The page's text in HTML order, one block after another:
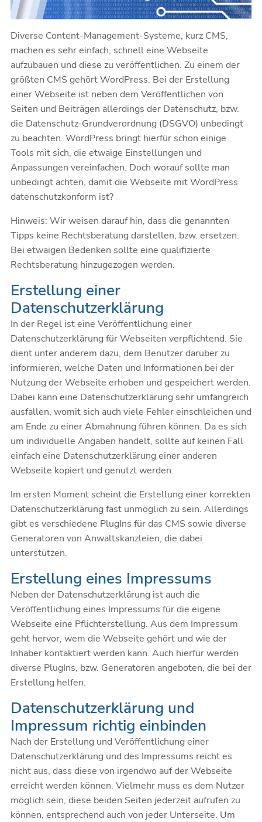
Diverse Content-Management-Systeme, kurz CMS,
machen es sehr einfach, schnell eine Webseite
aufzubauen und diese zu veröffentlichen. Zu einem der
größten CMS gehört WordPress. Bei der Erstellung
einer Webseite ist neben dem Veröffentlichen von
Seiten und Beiträgen allerdings der Datenschutz, bzw.
die Datenschutz-Grundverordnung (DSGVO) unbedingt
zu beachten. WordPress bringt hierfür schon einige
Tools mit sich, die etwaige Einstellungen und
Anpassungen vereinfachen. Doch worauf sollte man
unbedingt achten, damit die Webseite mit WordPress
datenschutzkonform ist?
Hinweis: Wir weisen darauf hin, dass die genannten
Tipps keine Rechtsberatung darstellen, bzw. ersetzen.
Bei etwaigen Bedenken sollte eine qualifizierte
Rechtsberatung hinzugezogen werden.
Erstellung einer
Datenschutzerklärung
In der Regel ist eine Veröffentlichung einer
Datenschutzerklärung für Webseiten verpflichtend. Sie
dient unter anderem dazu, dem Benutzer darüber zu
informieren, welche Daten und Informationen bei der
Nutzung der Webseite erhoben und gespeichert werden.
Dabei kann eine Datenschutzerklärung sehr umfangreich
ausfallen, womit sich auch viele Fehler einschleichen und
am Ende zu einer Abmahnung führen können. Da es sich
um individuelle Angaben handelt, sollte auf keinen Fall
einfach eine Datenschutzerklärung einer anderen
Webseite kopiert und genutzt werden.
Im ersten Moment scheint die Erstellung einer korrekten
Datenschutzerklärung fast unmöglich zu sein. Allerdings
gibt es verschiedene PlugIns für das CMS sowie diverse
Generatoren von Anwaltskanzleien, die dabei
unterstützen.
Erstellung eines Impressums
Neben der Datenschutzerklärung ist auch die
Veröffentlichung eines Impressums für die eigene
Webseite eine Pflichterstellung. Aus dem Impressum
geht hervor, wem die Webseite gehört und wie der
Inhaber kontaktiert werden kann. Auch hierfür werden
diverse PlugIns, bzw. Generatoren angeboten, die bei der
Erstellung helfen.
Datenschutzerklärung und
Impressum richtig einbinden
Nach der Erstellung und Veröffentlichung einer
Datenschutzerklärung und des Impressums reicht es
nicht aus, dass diese von irgendwo auf der Webseite
erreicht werden können. Vielmehr muss es dem Nutzer
möglich sein, diese beiden Seiten jederzeit aufrufen zu
können, entsprechend auch von jeder Unterseite. Um